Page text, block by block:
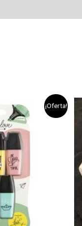
¡Oferta!
precio
$3.290.
precio
actual
es:
$2.990.